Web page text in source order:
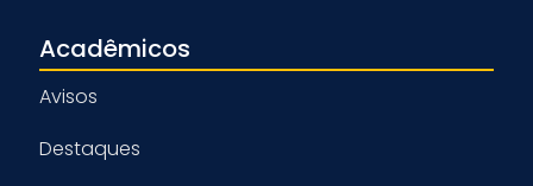
Acadêmicos
Avisos
Destaques